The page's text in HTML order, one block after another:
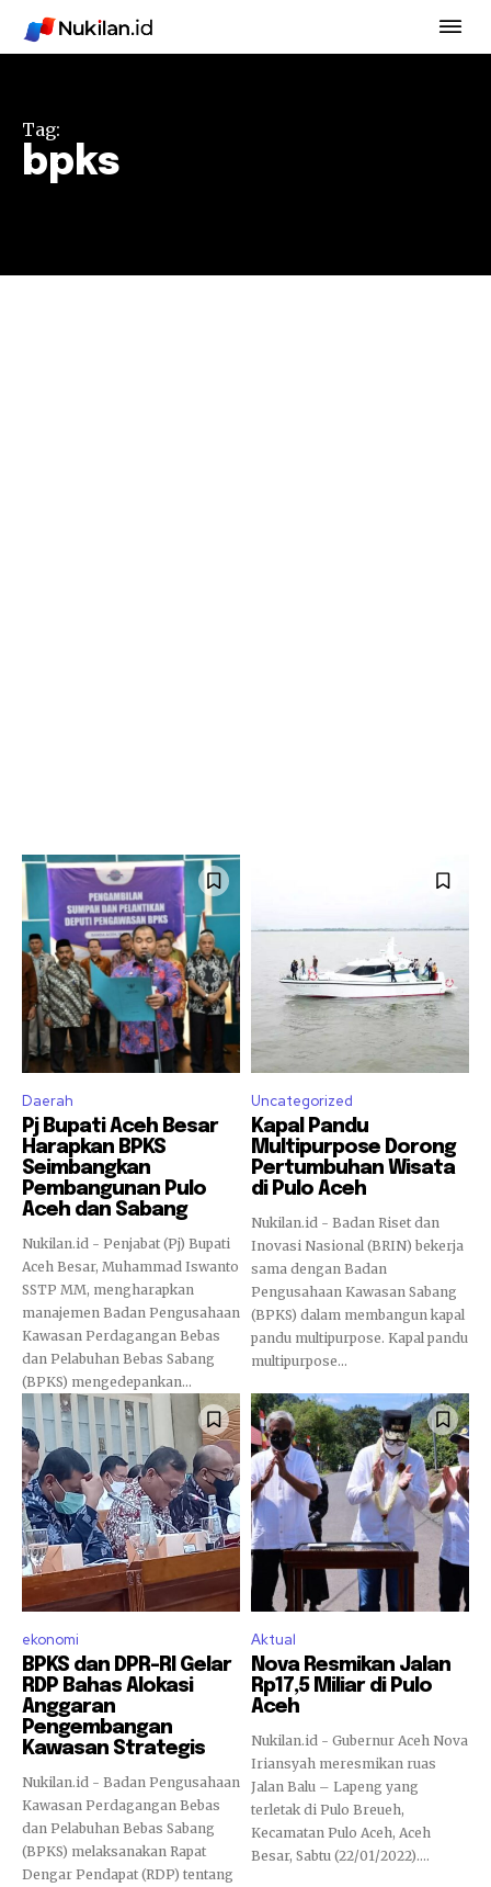
Tag:
bpks
Daerah
Pj Bupati Aceh Besar
Harapkan BPKS
Seimbangkan
Pembangunan Pulo
Aceh dan Sabang
Nukilan.id - Penjabat (Pj) Bupati
Aceh Besar, Muhammad Iswanto
SSTP MM, mengharapkan
manajemen Badan Pengusahaan
Kawasan Perdagangan Bebas
dan Pelabuhan Bebas Sabang
(BPKS) mengedepankan...
Uncategorized
Kapal Pandu
Multipurpose Dorong
Pertumbuhan Wisata
di Pulo Aceh
Nukilan.id - Badan Riset dan
Inovasi Nasional (BRIN) bekerja
sama dengan Badan
Pengusahaan Kawasan Sabang
(BPKS) dalam membangun kapal
pandu multipurpose. Kapal pandu
multipurpose...
ekonomi
BPKS dan DPR-RI Gelar
RDP Bahas Alokasi
Anggaran
Pengembangan
Kawasan Strategis
Nukilan.id - Badan Pengusahaan
Kawasan Perdagangan Bebas
dan Pelabuhan Bebas Sabang
(BPKS) melaksanakan Rapat
Dengar Pendapat (RDP) tentang
Aktual
Nova Resmikan Jalan
Rp17,5 Miliar di Pulo
Aceh
Nukilan.id - Gubernur Aceh Nova
Iriansyah meresmikan ruas
Jalan Balu – Lapeng yang
terletak di Pulo Breueh,
Kecamatan Pulo Aceh, Aceh
Besar, Sabtu (22/01/2022)....